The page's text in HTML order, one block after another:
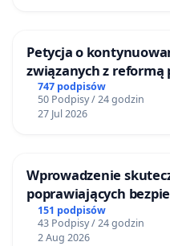
Petycja o
związanych z
747 podpisów
50 Podpisy / 24 godzin
27 Jul 2026
Wprowadzenie
poprawiających
Żeromskiego w
151 podpisów
43 Podpisy / 24 godzin
2 Aug 2026